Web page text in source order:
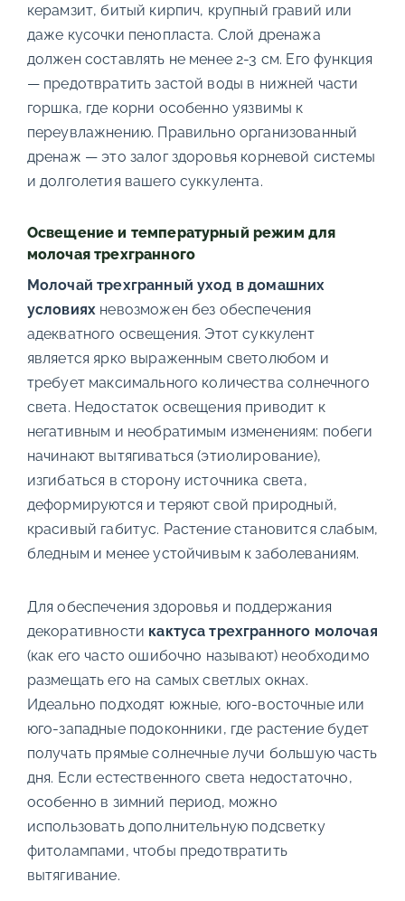
керамзит, битый кирпич, крупный гравий или
даже кусочки пенопласта. Слой дренажа
должен составлять не менее 2-3 см. Его функция
— предотвратить застой воды в нижней части
горшка, где корни особенно уязвимы к
переувлажнению. Правильно организованный
дренаж — это залог здоровья корневой системы
и долголетия вашего суккулента.
Освещение и температурный режим для
молочая трехгранного
Молочай трехгранный уход в домашних
условиях невозможен без обеспечения
адекватного освещения. Этот суккулент
является ярко выраженным светолюбом и
требует максимального количества солнечного
света. Недостаток освещения приводит к
негативным и необратимым изменениям: побеги
начинают вытягиваться (этиолирование),
изгибаться в сторону источника света,
деформируются и теряют свой природный,
красивый габитус. Растение становится слабым,
бледным и менее устойчивым к заболеваниям.
Для обеспечения здоровья и поддержания
декоративности кактуса трехгранного молочая
(как его часто ошибочно называют) необходимо
размещать его на самых светлых окнах.
Идеально подходят южные, юго-восточные или
юго-западные подоконники, где растение будет
получать прямые солнечные лучи большую часть
дня. Если естественного света недостаточно,
особенно в зимний период, можно
использовать дополнительную подсветку
фитолампами, чтобы предотвратить
вытягивание.